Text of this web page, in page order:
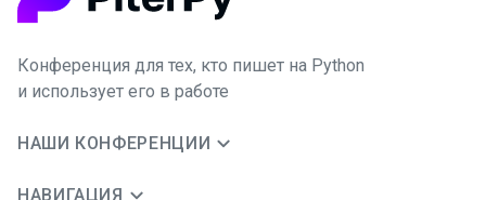
Конференция для тех, кто пишет на Python
и использует его в работе
НАШИ КОНФЕРЕНЦИИ
НАВИГАЦИЯ